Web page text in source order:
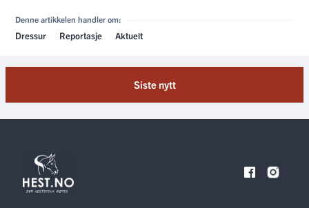
Denne artikkelen handler om:
Dressur Reportasje Aktuelt
Siste nytt